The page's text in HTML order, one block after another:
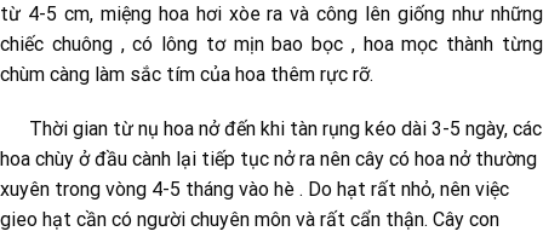
từ 4-5 cm, miệng hoa hơi xòe ra và công lên giống như những
chiếc chuông , có lông tơ mịn bao bọc , hoa mọc thành từng
chùm càng làm sắc tím của hoa thêm rực rỡ.
Thời gian từ nụ hoa nở đến khi tàn rụng kéo dài 3-5 ngày, các
hoa chùy ở đầu cành lại tiếp tục nở ra nên cây có hoa nở thường
xuyên trong vòng 4-5 tháng vào hè . Do hạt rất nhỏ, nên việc
gieo hạt cần có người chuyên môn và rất cẩn thận. Cây con